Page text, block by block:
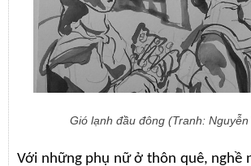
Gió lạnh đầu đông (Tranh: Nguyễn
Với những phụ nữ ở thôn quê, nghề